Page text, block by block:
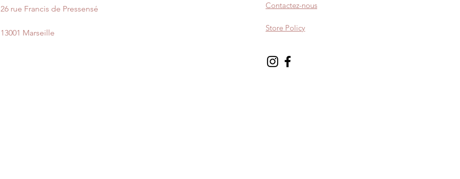
26 rue Francis de Pressensé
13001 Marseille
Contactez-nous
Store Policy